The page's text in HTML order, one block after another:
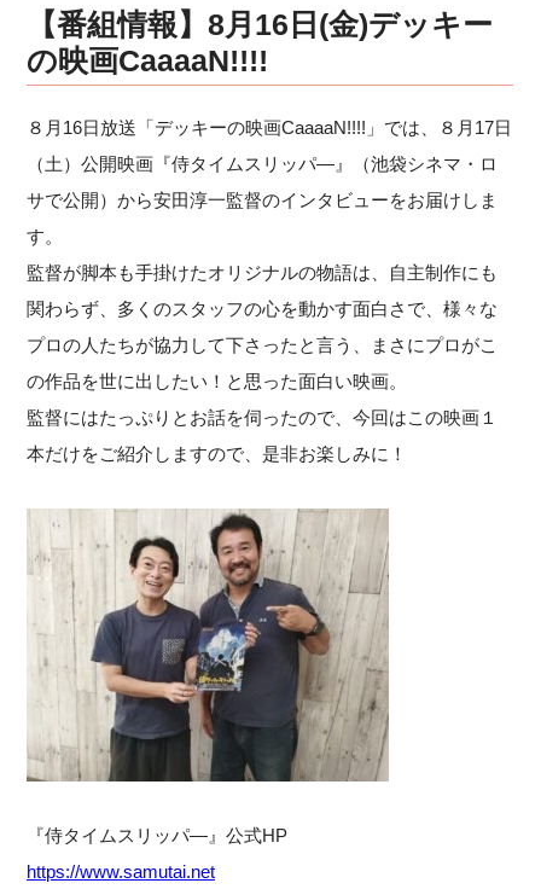
【番組情報】8月16日(金)デッキー
の映画CaaaaN!!!!
８月16日放送「デッキーの映画CaaaaN!!!!」では、８月17日
（土）公開映画『侍タイムスリッパ―』（池袋シネマ・ロ
サで公開）から安田淳一監督のインタビューをお届けしま
す。
監督が脚本も手掛けたオリジナルの物語は、自主制作にも
関わらず、多くのスタッフの心を動かす面白さで、様々な
プロの人たちが協力して下さったと言う、まさにプロがこ
の作品を世に出したい！と思った面白い映画。
監督にはたっぷりとお話を伺ったので、今回はこの映画１
本だけをご紹介しますので、是非お楽しみに！
『侍タイムスリッパ―』公式HP
https://www.samutai.net